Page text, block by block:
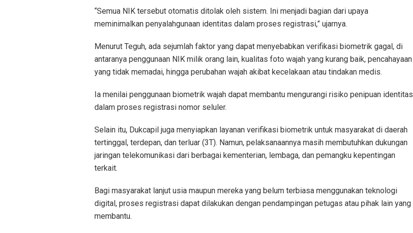
“Semua NIK tersebut otomatis ditolak oleh sistem. Ini menjadi bagian dari upaya
meminimalkan penyalahgunaan identitas dalam proses registrasi,” ujarnya.
Menurut Teguh, ada sejumlah faktor yang dapat menyebabkan verifikasi biometrik gagal, di
antaranya penggunaan NIK milik orang lain, kualitas foto wajah yang kurang baik, pencahayaan
yang tidak memadai, hingga perubahan wajah akibat kecelakaan atau tindakan medis.
Ia menilai penggunaan biometrik wajah dapat membantu mengurangi risiko penipuan identitas
dalam proses registrasi nomor seluler.
Selain itu, Dukcapil juga menyiapkan layanan verifikasi biometrik untuk masyarakat di daerah
tertinggal, terdepan, dan terluar (3T). Namun, pelaksanaannya masih membutuhkan dukungan
jaringan telekomunikasi dari berbagai kementerian, lembaga, dan pemangku kepentingan
terkait.
Bagi masyarakat lanjut usia maupun mereka yang belum terbiasa menggunakan teknologi
digital, proses registrasi dapat dilakukan dengan pendampingan petugas atau pihak lain yang
membantu.